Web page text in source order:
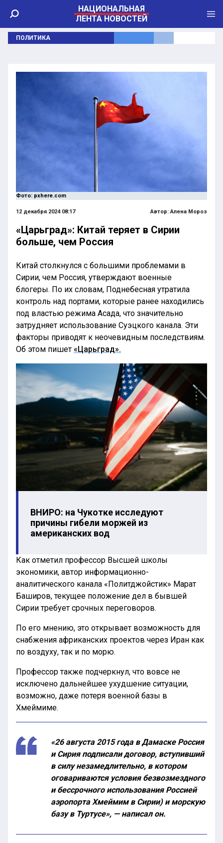
НАЦИОНАЛЬНАЯ
ЛЕНТА НОВОСТЕЙ
ПОЛИТИКА
Фото: pxhere.com
12 декабря 2024 08:17 Автор:Алена Мороз
«Царьград»: Китай теряет в Сирии
больше, чем Россия
Китай столкнулся с большими проблемами в
Сирии, чем Россия, утверждают военные
блогеры. По их словам, Поднебесная утратила
контроль над портами, которые ранее находились
под властью режима Асада, что значительно
затрудняет использование Суэцкого канала. Эти
факторы приводят к неочевидным последствиям.
Об этом пишет «Царьград».
ВНИРО: на Чукотке исследуют
причины гибели моржей из
американских вод
Как отметил профессор Высшей школы
экономики, автор информационно-
аналитического канала «Политджойстик» Марат
Баширов, текущее положение дел в бывшей
Сирии требует срочных переговоров.
По его мнению, это открывает возможность для
снабжения африканских проектов через Иран как
по воздуху, так и по морю.
Профессор также подчеркнул, что вовсе не
исключено дальнейшее ухудшение ситуации,
возможно, даже потеря военной базы в
Хмеймиме.
«26 августа 2015 года в Дамаске Россия
и Сирия подписали договор, вступивший
в силу незамедлительно, в котором
оговариваются условия безвозмездного
и бессрочного использования Россией
аэропорта Хмеймим в Сирии) и морскую
базу в Туртусе», — написал он.